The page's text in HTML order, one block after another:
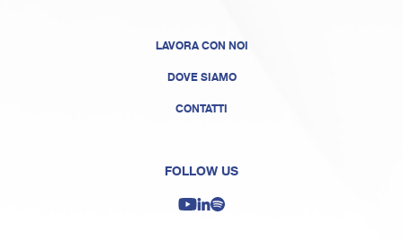
LAVORA CON NOI
DOVE SIAMO
CONTATTI
FOLLOW US